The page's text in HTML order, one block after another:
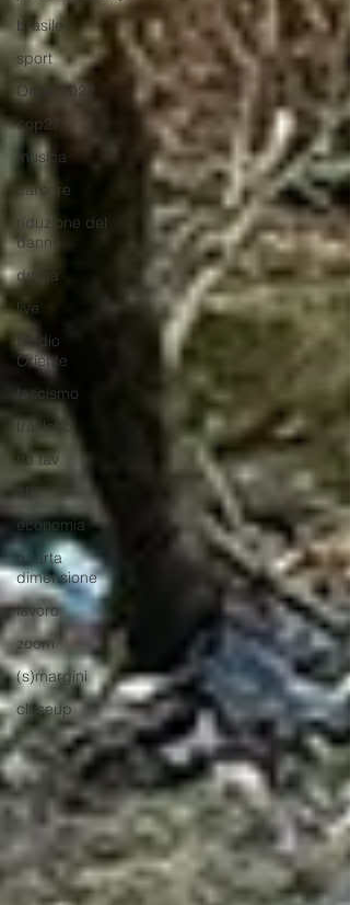
brasile
sport
Qatar 2022
cop27
musica
carcere
riduzione del
danno
droga
live
Medio
Oriente
fascismo
trafiletto
no tav
alpi
economia
quarta
dimensione
lavoro
zoom
(s)margini
closeup